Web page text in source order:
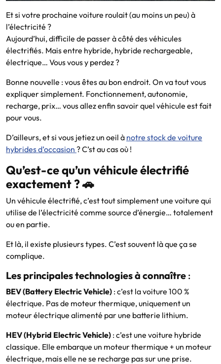
Et si votre prochaine voiture roulait (au moins un peu) à
l’électricité ?
Aujourd’hui, difficile de passer à côté des véhicules
électrifiés. Mais entre hybride, hybride rechargeable,
électrique… Vous vous y perdez ?
Bonne nouvelle : vous êtes au bon endroit. On va tout vous
expliquer simplement. Fonctionnement, autonomie,
recharge, prix… vous allez enfin savoir quel véhicule est fait
pour vous.
D’ailleurs, et si vous jetiez un oeil à notre stock de voiture
hybrides d’occasion ? C’st au cas où !
Qu’est-ce qu’un véhicule électrifié
exactement ? 🚗
Un véhicule électrifié, c’est tout simplement une voiture qui
utilise de l’électricité comme source d’énergie… totalement
ou en partie.
Et là, il existe plusieurs types. C’est souvent là que ça se
complique.
Les principales technologies à connaître :
BEV (Battery Electric Vehicle) : c’est la voiture 100 %
électrique. Pas de moteur thermique, uniquement un
moteur électrique alimenté par une batterie lithium.
HEV (Hybrid Electric Vehicle) : c’est une voiture hybride
classique. Elle embarque un moteur thermique + un moteur
électrique, mais elle ne se recharge pas sur une prise.